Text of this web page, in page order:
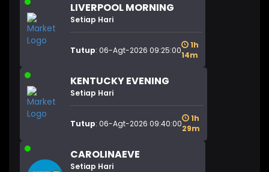
LIVERPOOL MORNING
Setiap Hari
Tutup: 06-Agt-2026 09:25:00
1h
14m
KENTUCKY EVENING
Setiap Hari
Tutup: 06-Agt-2026 09:40:00
1h
29m
CAROLINAEVE
Setiap Hari